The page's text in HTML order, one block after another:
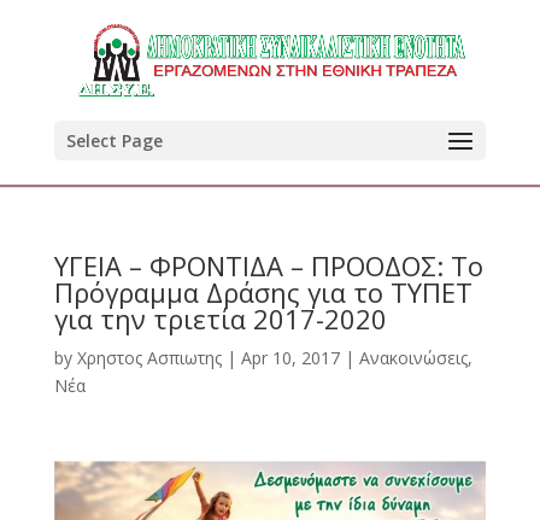
Select Page
ΥΓΕΙΑ – ΦΡΟΝΤΙΔΑ – ΠΡΟΟΔΟΣ: Το
Πρόγραμμα Δράσης για το ΤΥΠΕΤ
για την τριετία 2017-2020
by Χρηστος Ασπιωτης| Apr 10, 2017| Ανακοινώσεις,
Νέα